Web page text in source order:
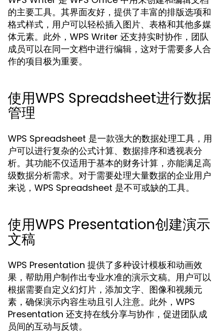
的主要工具。其界面友好，提供了丰富的排版选项和
格式样式，用户可以轻松插入图片、表格和其他多媒
体元素。此外，WPS Writer 还支持实时协作，团队
成员可以在同一文档中进行编辑，这对于需要多人合
作的项目极为重要。
使用WPS Spreadsheet进行数据
管理
WPS Spreadsheet 是一款强大的数据处理工具，用
户可以进行复杂的公式计算、数据排序和透视表分
析。其功能不仅适用于基本的财务计算，亦能满足高
级数据分析需求。对于需要处理大量数据的企业用户
来说，WPS Spreadsheet 是不可或缺的工具。
使用WPS Presentation创建演示
文稿
WPS Presentation 提供了多种设计模板和动画效
果，帮助用户制作出专业水准的演示文稿。用户可以
根据需要自定义幻灯片，添加文字、图像和视频元
素，确保演示内容生动且引人注意。此外，WPS
Presentation 还支持在线分享与协作，促进团队成
员间的互动与反馈。